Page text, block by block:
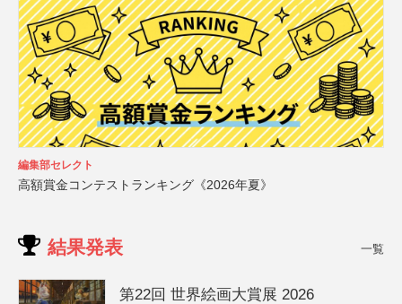
編集部セレクト
高額賞金コンテストランキング《2026年夏》
結果発表 一覧
第22回 世界絵画大賞展 2026